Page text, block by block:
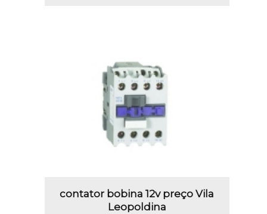
contator bobina 12v preço Vila
Leopoldina